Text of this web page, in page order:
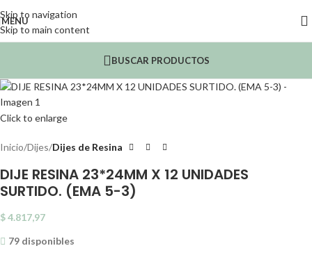
Skip to navigation
Skip to main content
MENU
BUSCAR PRODUCTOS
Click to enlarge
Inicio Dijes Dijes de Resina
DIJE RESINA 23*24MM X 12 UNIDADES
SURTIDO. (EMA 5-3)
$4.817,97
79 disponibles